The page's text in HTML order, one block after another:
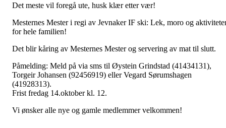
Det meste vil foregå ute, husk klær etter vær!
Mesternes Mester i regi av Jevnaker IF ski: Lek, moro og
for hele familien!
Det blir kåring av Mesternes Mester og servering av mat til slutt.
Påmelding: Meld på via sms til Øystein Grindstad (41434131),
Torgeir Johansen (92456919) eller Vegard Sørumshagen
(41928313).
Frist fredag 14.oktober kl. 12.
Vi ønsker alle nye og gamle medlemmer velkommen!